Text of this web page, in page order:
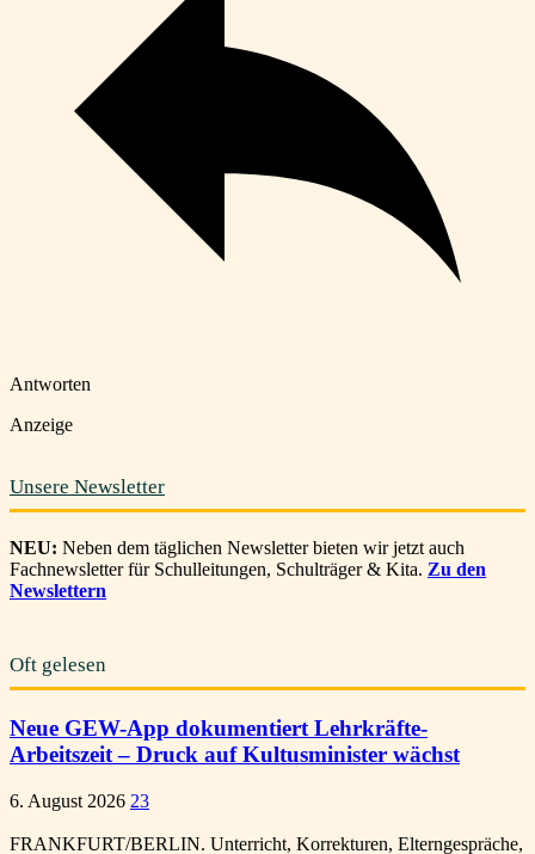
Antworten
Anzeige
Unsere Newsletter
NEU: Neben dem täglichen Newsletter bieten wir jetzt auch
Fachnewsletter für Schulleitungen, Schulträger & Kita. Zu den
Newslettern
Oft gelesen
Neue GEW-App dokumentiert Lehrkräfte-
Arbeitszeit – Druck auf Kultusminister wächst
6. August 2026 23
FRANKFURT/BERLIN. Unterricht, Korrekturen, Elterngespräche,